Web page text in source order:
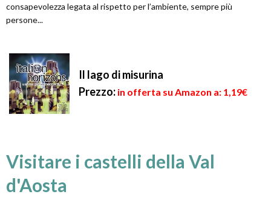
consapevolezza legata al rispetto per l’ambiente, sempre più
persone...
Il lago di misurina
Prezzo: in offerta su Amazon a: 1,19€
Visitare i castelli della Val
d'Aosta